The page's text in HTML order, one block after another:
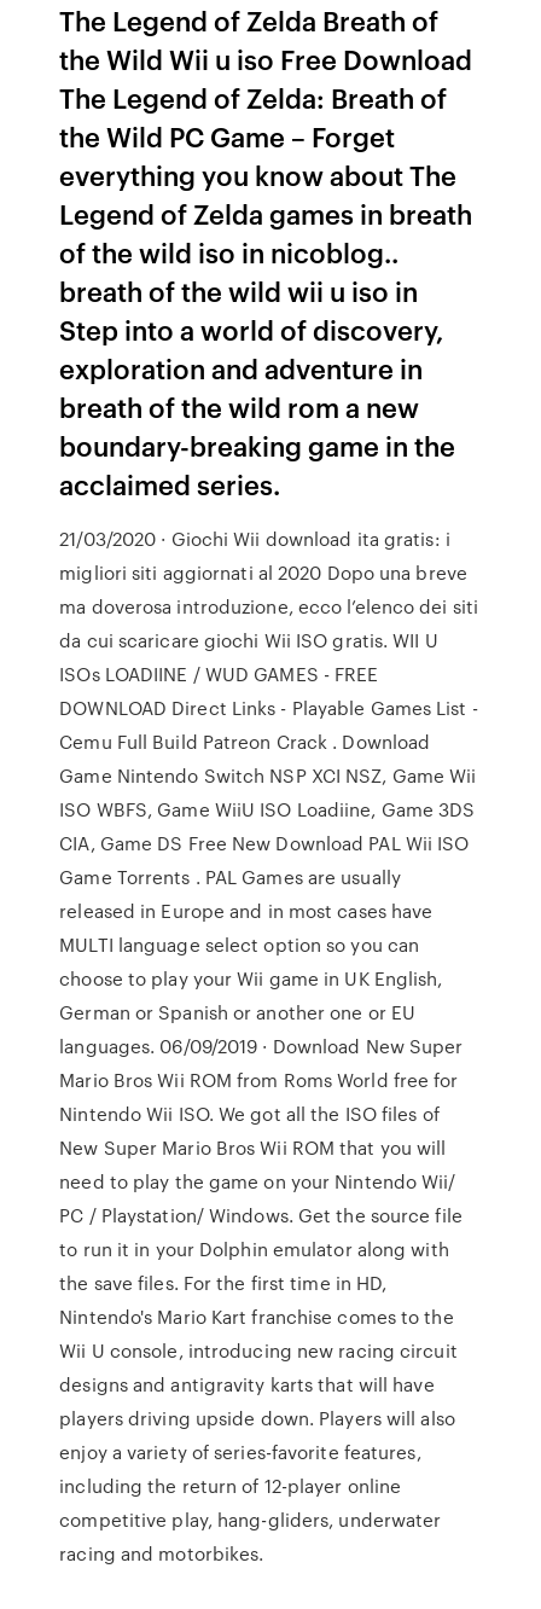
The Legend of Zelda Breath of
the Wild Wii u iso Free Download
The Legend of Zelda: Breath of
the Wild PC Game – Forget
everything you know about The
Legend of Zelda games in breath
of the wild iso in nicoblog..
breath of the wild wii u iso in
Step into a world of discovery,
exploration and adventure in
breath of the wild rom a new
boundary-breaking game in the
acclaimed series.
21/03/2020 · Giochi Wii download ita gratis: i
migliori siti aggiornati al 2020 Dopo una breve
ma doverosa introduzione, ecco l’elenco dei siti
da cui scaricare giochi Wii ISO gratis. WII U
ISOs LOADIINE / WUD GAMES - FREE
DOWNLOAD Direct Links - Playable Games List -
Cemu Full Build Patreon Crack . Download
Game Nintendo Switch NSP XCI NSZ, Game Wii
ISO WBFS, Game WiiU ISO Loadiine, Game 3DS
CIA, Game DS Free New Download PAL Wii ISO
Game Torrents . PAL Games are usually
released in Europe and in most cases have
MULTI language select option so you can
choose to play your Wii game in UK English,
German or Spanish or another one or EU
languages. 06/09/2019 · Download New Super
Mario Bros Wii ROM from Roms World free for
Nintendo Wii ISO. We got all the ISO files of
New Super Mario Bros Wii ROM that you will
need to play the game on your Nintendo Wii/
PC / Playstation/ Windows. Get the source file
to run it in your Dolphin emulator along with
the save files. For the first time in HD,
Nintendo's Mario Kart franchise comes to the
Wii U console, introducing new racing circuit
designs and antigravity karts that will have
players driving upside down. Players will also
enjoy a variety of series-favorite features,
including the return of 12-player online
competitive play, hang-gliders, underwater
racing and motorbikes.